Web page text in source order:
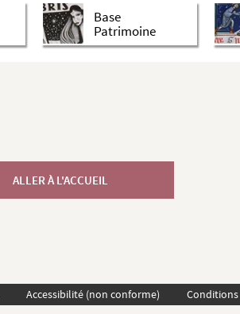
Base
Patrimoine
ALLER À L'ACCUEIL
Accessibilité (non conforme)